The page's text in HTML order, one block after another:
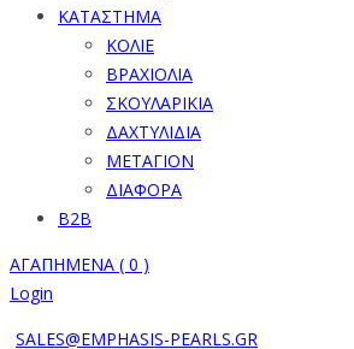
ΚΑΤΑΣΤΗΜΑ
ΚΟΛΙΕ
ΒΡΑΧΙΟΛΙΑ
ΣΚΟΥΛΑΡΙΚΙΑ
ΔΑΧΤΥΛΙΔΙΑ
ΜΕΤΑΓΙΟΝ
ΔΙΑΦΟΡΑ
B2B
ΑΓΑΠΗΜΕΝΑ ( 0 )
Login
SALES@EMPHASIS-PEARLS.GR